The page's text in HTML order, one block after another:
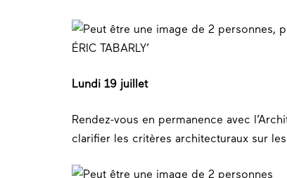
Lundi 19 juillet
Rendez-vous en permanence avec
clarifier les critères architecturaux sur